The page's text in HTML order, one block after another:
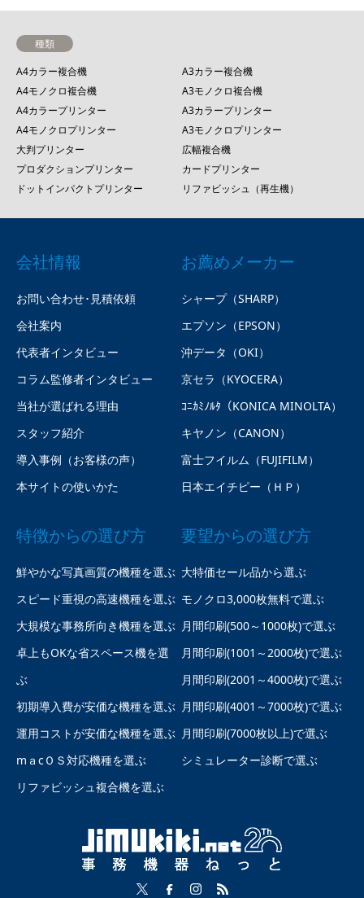
種類
A4カラー複合機
A3カラー複合機
A4モノクロ複合機
A3モノクロ複合機
A4カラープリンター
A3カラープリンター
A4モノクロプリンター
A3モノクロプリンター
大判プリンター
広幅複合機
プロダクションプリンター
カードプリンター
ドットインパクトプリンター
リファビッシュ（再生機）
会社情報
お問い合わせ･見積依頼
会社案内
代表者インタビュー
コラム監修者インタビュー
当社が選ばれる理由
スタッフ紹介
導入事例（お客様の声）
本サイトの使いかた
お薦めメーカー
シャープ（SHARP）
エプソン（EPSON）
沖データ（OKI）
京セラ（KYOCERA）
ｺﾆｶﾐﾉﾙﾀ（KONICA MINOLTA）
キヤノン（CANON）
富士フイルム（FUJIFILM）
日本エイチピー（ＨＰ）
特徴からの選び方
鮮やかな写真画質の機種を選ぶ
スピード重視の高速機種を選ぶ
大規模な事務所向き機種を選ぶ
卓上もOKな省スペース機を選
ぶ
初期導入費が安価な機種を選ぶ
運用コストが安価な機種を選ぶ
mａcＯＳ対応機種を選ぶ
リファビッシュ複合機を選ぶ
要望からの選び方
大特価セール品から選ぶ
モノクロ3,000枚無料で選ぶ
月間印刷(500～1000枚)で選ぶ
月間印刷(1001～2000枚)で選ぶ
月間印刷(2001～4000枚)で選ぶ
月間印刷(4001～7000枚)で選ぶ
月間印刷(7000枚以上)で選ぶ
シミュレーター診断で選ぶ